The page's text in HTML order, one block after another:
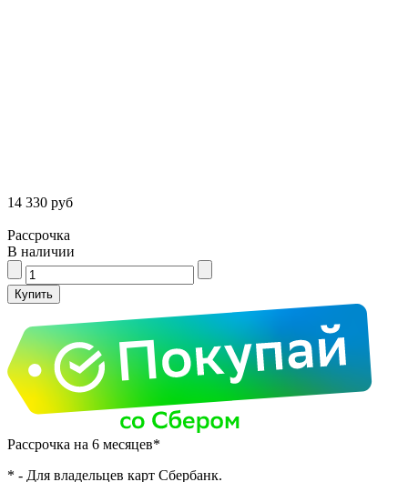
14 330 руб
Рассрочка
В наличии
Рассрочка на 6 месяцев*
* - Для владельцев карт Сбербанк.